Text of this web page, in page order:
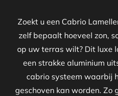
Zoekt u een Cabrio
zelf bepaalt hoeveel zon,
op uw terras wilt? Dit luxe
een strakke aluminium
cabrio systeem waarbij
geschoven kan worden. Zo